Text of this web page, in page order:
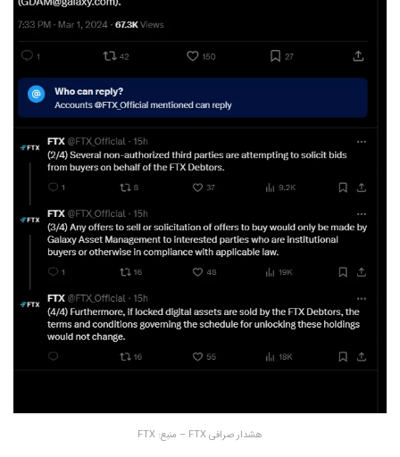
هشدار صرافی FTX – منبع: FTX